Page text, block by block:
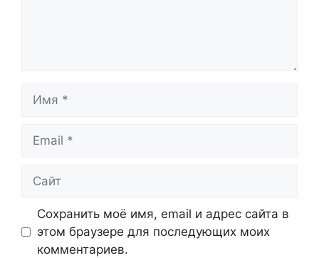
Имя
Email
Сайт
Сохранить моё имя, email и адрес сайта в
этом браузере для последующих моих
комментариев.